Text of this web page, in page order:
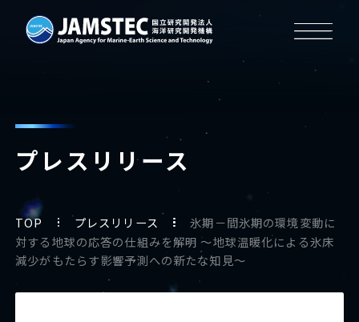
プレスリリース
TOP プレスリリース
氷期－間氷期の環境変動に
対する地球の応答の仕組みを解明 ～地球温暖化による氷床
減少がもたらす影響予測への新たな知見～